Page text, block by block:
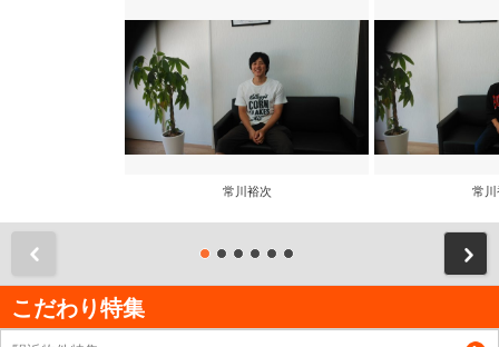
常川裕次 常川
こだわり特集